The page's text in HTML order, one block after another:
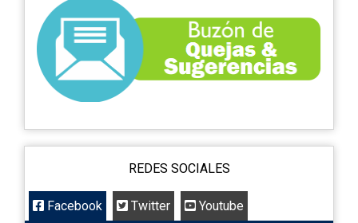
REDES SOCIALES
Facebook Twitter Youtube